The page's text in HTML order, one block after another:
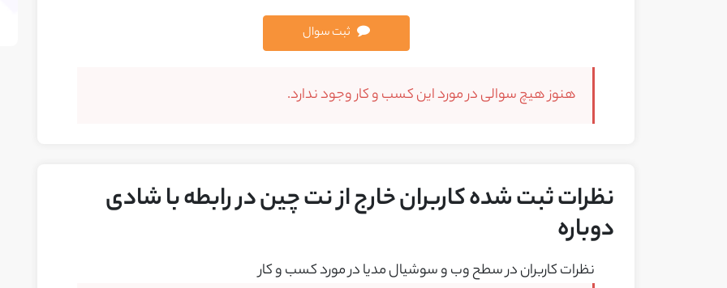
ثبت سوال
هنوز هیچ سوالی در مورد این کسب و کار وجود ندارد.
نظرات ثبت شده کاربران خارج از نت چین در رابطه با شادی
دوباره
نظرات کاربران در سطح وب و سوشیال مدیا در مورد کسب و کار